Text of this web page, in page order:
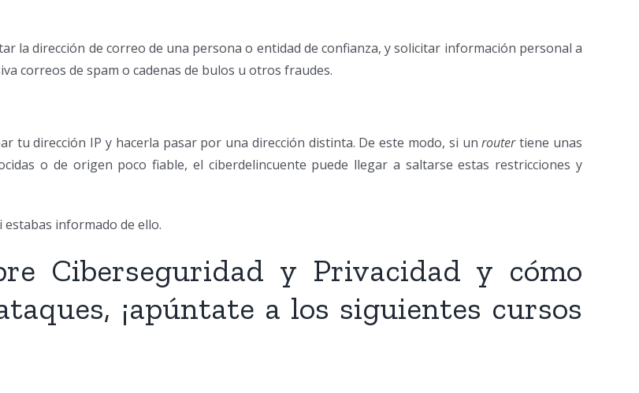
la dirección de correo de una persona o entidad de confianza, y solicitar información personal a
correos de spam o cadenas de bulos u otros fraudes.
tu dirección IP y hacerla pasar por una dirección distinta. De este modo, si unroutertiene unas
o de origen poco fiable, el ciberdelincuente puede llegar a saltarse estas restricciones y
estabas informado de ello.
Ciberseguridad y Privacidad y cómo
¡apúntate a los siguientes cursos